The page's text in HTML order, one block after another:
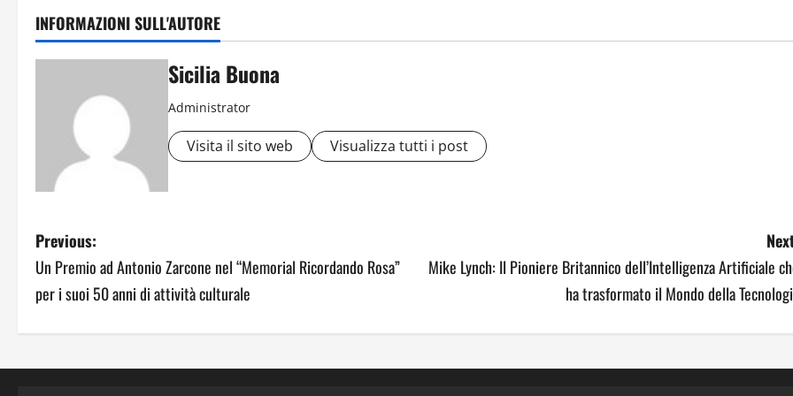
INFORMAZIONI SULL'AUTORE
Sicilia Buona
Administrator
Visita il sito web Visualizza tutti i post
P
o
Previous:
Un Premio ad Antonio Zarcone nel “Memorial Ricordando Rosa”
per i suoi 50 anni di attività culturale
Mike Lynch: Il Pioniere Britannico dell’Intelligenza Artificiale
ha trasformato il Mondo della